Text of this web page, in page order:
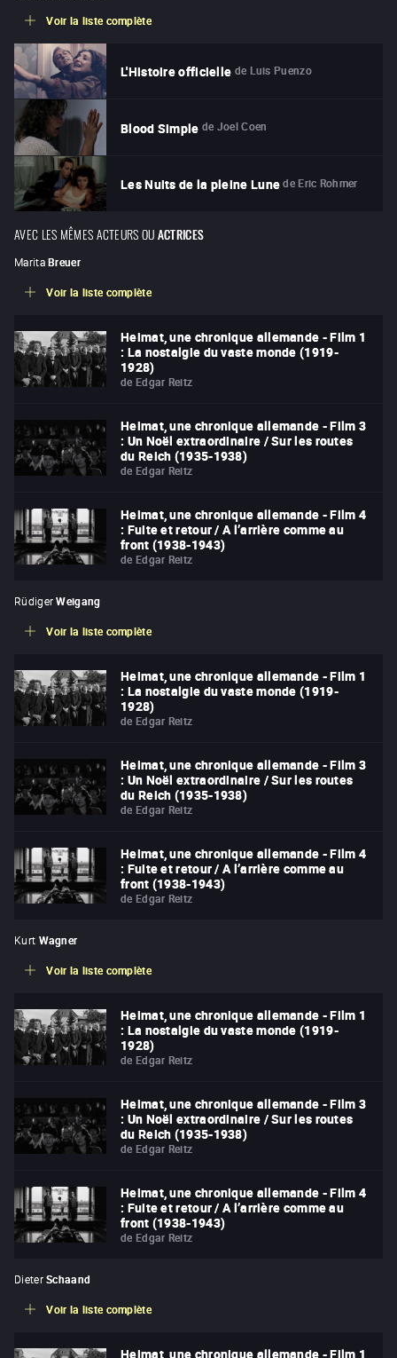
Voir la liste complète
L'Histoire officielle de Luis Puenzo
Blood Simple de Joel Coen
Les Nuits de la pleine Lune de Eric Rohmer
AVEC LES MÊMES ACTEURS OUACTRICES
Marita Breuer
Voir la liste complète
Heimat, une chronique allemande - Film 1
: La nostalgie du vaste monde (1919-
1928)
de Edgar Reitz
Heimat, une chronique allemande - Film 3
: Un Noël extraordinaire / Sur les routes
du Reich (1935-1938)
de Edgar Reitz
Heimat, une chronique allemande - Film 4
: Fuite et retour / A l’arrière comme au
front (1938-1943)
de Edgar Reitz
Rüdiger Weigang
Voir la liste complète
Heimat, une chronique allemande - Film 1
: La nostalgie du vaste monde (1919-
1928)
de Edgar Reitz
Heimat, une chronique allemande - Film 3
: Un Noël extraordinaire / Sur les routes
du Reich (1935-1938)
de Edgar Reitz
Heimat, une chronique allemande - Film 4
: Fuite et retour / A l’arrière comme au
front (1938-1943)
de Edgar Reitz
Kurt Wagner
Voir la liste complète
Heimat, une chronique allemande - Film 1
: La nostalgie du vaste monde (1919-
1928)
de Edgar Reitz
Heimat, une chronique allemande - Film 3
: Un Noël extraordinaire / Sur les routes
du Reich (1935-1938)
de Edgar Reitz
Heimat, une chronique allemande - Film 4
: Fuite et retour / A l’arrière comme au
front (1938-1943)
de Edgar Reitz
Dieter Schaand
Voir la liste complète
Heimat, une chronique allemande - Film 1